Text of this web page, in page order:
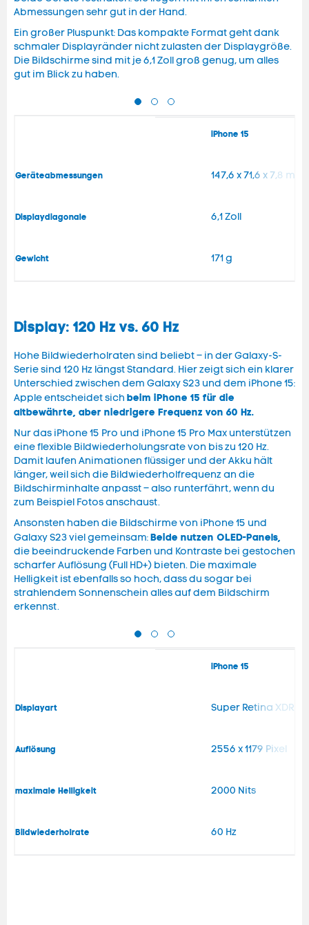
Abmessungen sehr gut in der Hand.
Ein großer Pluspunkt: Das kompakte Format geht dank
schmaler Displayränder nicht zulasten der Displaygröße.
Die Bildschirme sind mit je 6,1 Zoll groß genug, um alles
gut im Blick zu haben.
iPhone 15
Geräteabmessungen 147,6 x 71,6 x 7,8 mm
Displaydiagonale 6,1 Zoll
Gewicht 171 g
Display: 120 Hz vs. 60 Hz
Hohe Bildwiederholraten sind beliebt – in der Galaxy-S-
Serie sind 120 Hz längst Standard. Hier zeigt sich ein klarer
Unterschied zwischen dem Galaxy S23 und dem iPhone 15:
Apple entscheidet sich beim iPhone 15 für die
altbewährte, aber niedrigere Frequenz von 60 Hz.
Nur das iPhone 15 Pro und iPhone 15 Pro Max unterstützen
eine flexible Bildwiederholungsrate von bis zu 120 Hz.
Damit laufen Animationen flüssiger und der Akku hält
länger, weil sich die Bildwiederholfrequenz an die
Bildschirminhalte anpasst – also runterfährt, wenn du
zum Beispiel Fotos anschaust.
Ansonsten haben die Bildschirme von iPhone 15 und
Galaxy S23 viel gemeinsam:Beide nutzen OLED-Panels,
die beeindruckende Farben und Kontraste bei gestochen
scharfer Auflösung (Full HD+) bieten. Die maximale
Helligkeit ist ebenfalls so hoch, dass du sogar bei
strahlendem Sonnenschein alles auf dem Bildschirm
erkennst.
iPhone 15
Displayart Super Retina XDR
Auflösung 2556 x 1179 Pixel
maximale Helligkeit 2000 Nits
Bildwiederholrate 60 Hz